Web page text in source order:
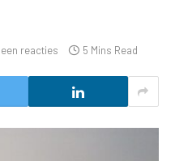
reacties 5 Mins Read